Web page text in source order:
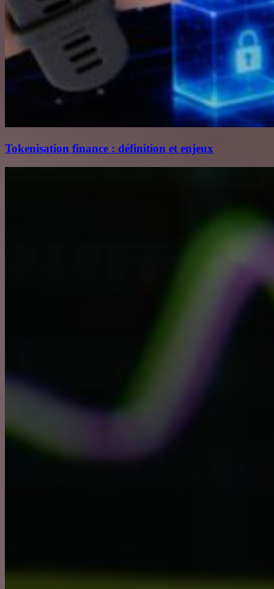
Tokenisation finance : définition et enjeux